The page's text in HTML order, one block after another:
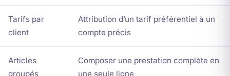
Tarifs par
client
Attribution d’un tarif préférentiel à un
compte précis
Articles
groupés
Composer une prestation complète en
une seule ligne